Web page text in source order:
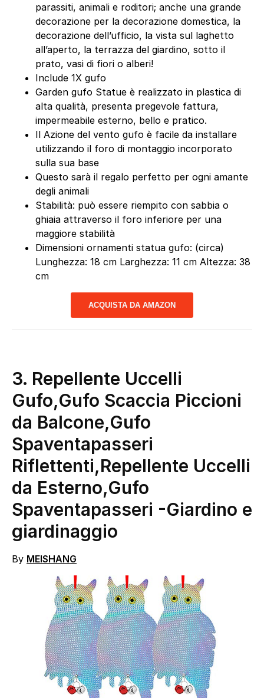
parassiti, animali e roditori; anche una grande
decorazione per la decorazione domestica, la
decorazione dell’ufficio, la vista sul laghetto
all’aperto, la terrazza del giardino, sotto il
prato, vasi di fiori o alberi!
Include 1X gufo
Garden gufo Statue è realizzato in plastica di
alta qualità, presenta pregevole fattura,
impermeabile esterno, bello e pratico.
Il Azione del vento gufo è facile da installare
utilizzando il foro di montaggio incorporato
sulla sua base
Questo sarà il regalo perfetto per ogni amante
degli animali
Stabilità: può essere riempito con sabbia o
ghiaia attraverso il foro inferiore per una
maggiore stabilità
Dimensioni ornamenti statua gufo: (circa)
Lunghezza: 18 cm Larghezza: 11 cm Altezza: 38
cm
ACQUISTA DA AMAZON
3. Repellente Uccelli
Gufo,Gufo Scaccia Piccioni
da Balcone,Gufo
Spaventapasseri
Riflettenti,Repellente Uccelli
da Esterno,Gufo
Spaventapasseri -Giardino e
giardinaggio
By MEISHANG